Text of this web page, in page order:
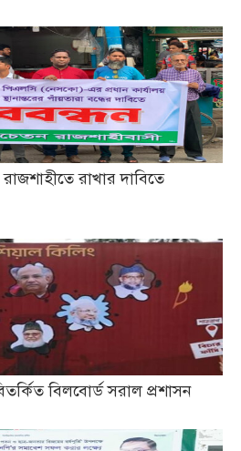
রাখার দাবিতে
বিলবোর্ড সরাল প্রশাসন